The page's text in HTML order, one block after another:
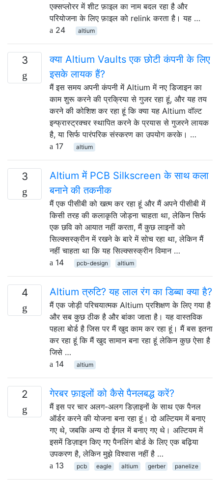
एक्सप्लोरर में शीट फ़ाइल का नाम बदल रहा है और
परियोजना के लिए फ़ाइल को relink करता है। यह …
24
altium
3
क्या Altium Vaults एक छोटी कंपनी के लिए
इसके लायक हैं?
मैं इस समय अपनी कंपनी में Altium में नए डिजाइन का
काम शुरू करने की प्रक्रिया से गुजर रहा हूं, और यह तय
करने की कोशिश कर रहा हूं कि क्या यह Altium वॉल्ट
इन्फ्रास्ट्रक्चर स्थापित करने के प्रयास से गुजरने लायक
है, या सिर्फ पारंपरिक संस्करण का उपयोग करके। …
17
altium
3
Altium में PCB Silkscreen के साथ कला
बनाने की तकनीक
मैं एक पीसीबी को खत्म कर रहा हूं और मैं अपने पीसीबी में
किसी तरह की कलाकृति जोड़ना चाहता था, लेकिन सिर्फ
एक छवि को आयात नहीं करता, मैं कुछ लाइनों को
सिल्क्सस्क्रीन में रखने के बारे में सोच रहा था, लेकिन मैं
नहीं चाहता था कि यह सिल्क्सस्क्रीन विमान …
14
pcb-design altium
4 Altium त्रुटि? यह लाल रंग का डिब्बा क्या है?
मैं एक जोड़ी परिचयात्मक Altium प्रशिक्षण के लिए गया है
और सब कुछ ठीक है और बांका जाता है। यह वास्तविक
पहला बोर्ड है जिस पर मैं खुद काम कर रहा हूं। मैं बस इतना
कर रहा हूं कि मैं खुद सामान बना रहा हूं लेकिन कुछ ऐसा है
जिसे …
14
altium
2 गेरबर फ़ाइलों को कैसे पैनलबद्ध करें?
मैं इस पर चार अलग-अलग डिज़ाइनों के साथ एक पैनल
ऑर्डर करने की योजना बना रहा हूं। दो अल्टियम में बनाए
गए थे, जबकि अन्य दो ईगल में बनाए गए थे। अल्टियम में
इसमें डिज़ाइन किए गए पैनलिंग बोर्ड के लिए एक बढ़िया
उपकरण है, लेकिन मुझे विश्वास नहीं है …
13
pcb eagle altium gerber panelize